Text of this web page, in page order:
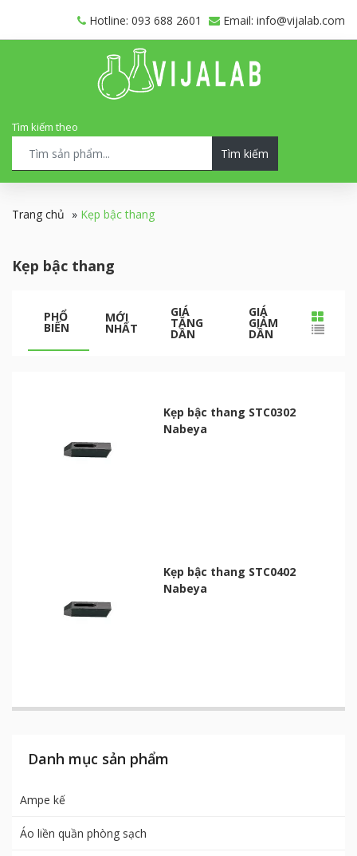
Hotline: 093 688 2601 Email: info@vijalab.com
Tìm kiếm theo
Tìm kiếm
Trang chủ » Kẹp bậc thang
Danh mục sản phẩm
Ampe kế
Áo liền quần phòng sạch
Kẹp bậc thang
PHỔ
BIẾN
MỚI
NHẤT
GIÁ
TĂNG
DẦN
GIÁ
GIẢM
DẦN
Kẹp bậc thang STC0302
Nabeya
Kẹp bậc thang STC0402
Nabeya